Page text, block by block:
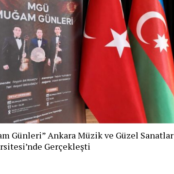
Günleri” Ankara Müzik ve Güzel Sanatlar
Gerçekleşti